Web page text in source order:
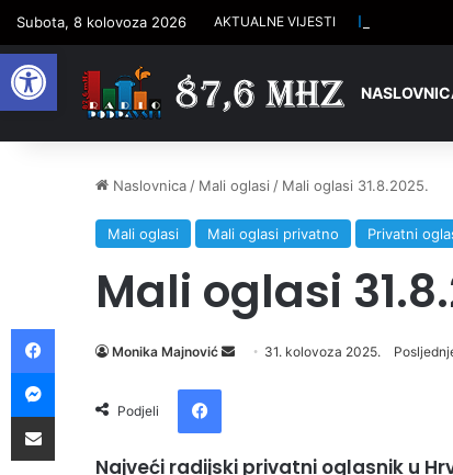
Open toolbar
Subota, 8 kolovoza 2026 AKTUALNE VIJESTI Isti datum,
Naslovnica / Mali oglasi / Mali oglasi 31.8.2025.
Mali oglasi Mali oglasi privatno Privatni
Mali oglasi
Monika Majnović
a
31. kolovoza 2025.
Podjeli
Najveći radijski privatni oglasnik u